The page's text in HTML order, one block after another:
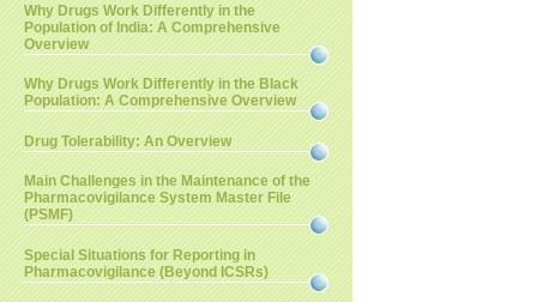
Why Drugs Work Differently in the
Population of India: A Comprehensive
Overview
Why Drugs Work Differently in the Black
Population: A Comprehensive Overview
Drug Tolerability: An Overview
Main Challenges in the Maintenance of the
Pharmacovigilance System Master File
(PSMF)
Special Situations for Reporting in
Pharmacovigilance (Beyond ICSRs)